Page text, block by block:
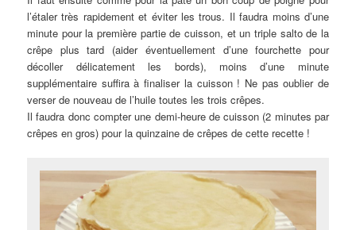
l’étaler très rapidement et éviter les trous. Il faudra moins d’une
minute pour la première partie de cuisson, et un triple salto de la
crêpe plus tard (aider éventuellement d’une fourchette pour
décoller délicatement les bords), moins d’une minute
supplémentaire suffira à finaliser la cuisson ! Ne pas oublier de
verser de nouveau de l’huile toutes les trois crêpes.
Il faudra donc compter une demi-heure de cuisson (2 minutes par
crêpes en gros) pour la quinzaine de crêpes de cette recette !